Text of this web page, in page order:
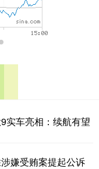
实车亮相：续航有望
嫌受贿案提起公诉